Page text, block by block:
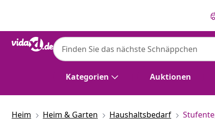
Kategorien Auktionen
Heim Heim & Garten Haushaltsbedarf